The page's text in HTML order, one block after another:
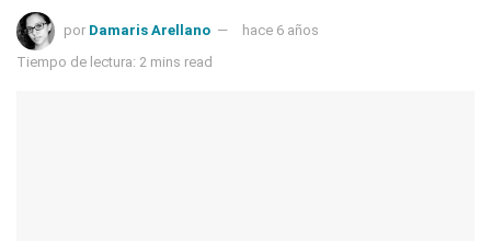
por Damaris Arellano
hace 6 años
Tiempo de lectura: 2 mins read